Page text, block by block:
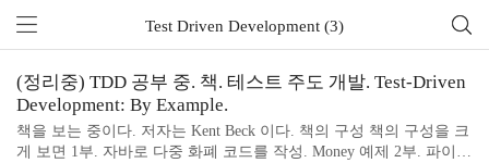
Test Driven Development (3)
(정리중) TDD 공부 중. 책. 테스트 주도 개발. Test-Driven
Development: By Example.
책을 보는 중이다. 저자는 Kent Beck 이다. 책의 구성 책의 구성을 크
게 보면 1부. 자바로 다중 화폐 코드를 작성. Money 예제 2부. 파이썬